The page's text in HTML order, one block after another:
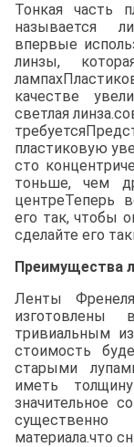
Тонкая часть
называется
впервые
линзы,
качестве
светлая
пластиковую
сто
тоньше, чем
центреТеперь
его так, чтобы
сделайте его
Преимущества
Ленты
тривиальным
стоимость
старыми
иметь
значительное
материала.что